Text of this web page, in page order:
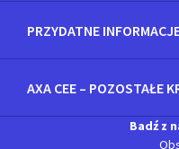
PRZYDATNE
AXA CEE – POZOSTAŁE
Badź z